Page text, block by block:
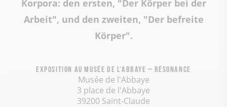
Korpora: den ersten, "Der Körper bei der
Arbeit", und den zweiten, "Der befreite
Körper".
Exposition au Musée de l’Abbaye – Résonance
Musée de l'Abbaye
3 place de l'Abbaye
39200 Saint-Claude